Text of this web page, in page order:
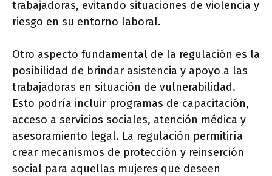
trabajadoras, evitando situaciones de violencia y
riesgo en su entorno laboral.
Otro aspecto fundamental de la regulación es la
posibilidad de brindar asistencia y apoyo a las
trabajadoras en situación de vulnerabilidad.
Esto podría incluir programas de capacitación,
acceso a servicios sociales, atención médica y
asesoramiento legal. La regulación permitiría
crear mecanismos de protección y reinserción
social para aquellas mujeres que deseen